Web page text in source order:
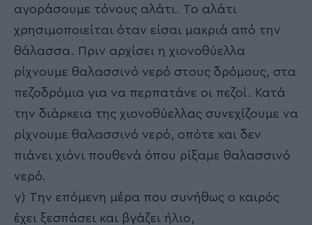
αγοράσουμε τόνους αλάτι. Το αλάτι
χρησιμοποιείται όταν είσαι μακριά από την
θάλασσα. Πριν αρχίσει η χιονοθύελλα
ρίχνουμε θαλασσινό νερό στους δρόμους, στα
πεζοδρόμια για να περπατάνε οι πεζοί. Κατά
την διάρκεια της χιονοθύελλας συνεχίζουμε να
ρίχνουμε θαλασσινό νερό, οπότε και δεν
πιάνει χιόνι πουθενά όπου ρίξαμε θαλασσινό
νερό.
γ) Την επόμενη μέρα που συνήθως ο καιρός
έχει ξεσπάσει και βγάζει ήλιο,